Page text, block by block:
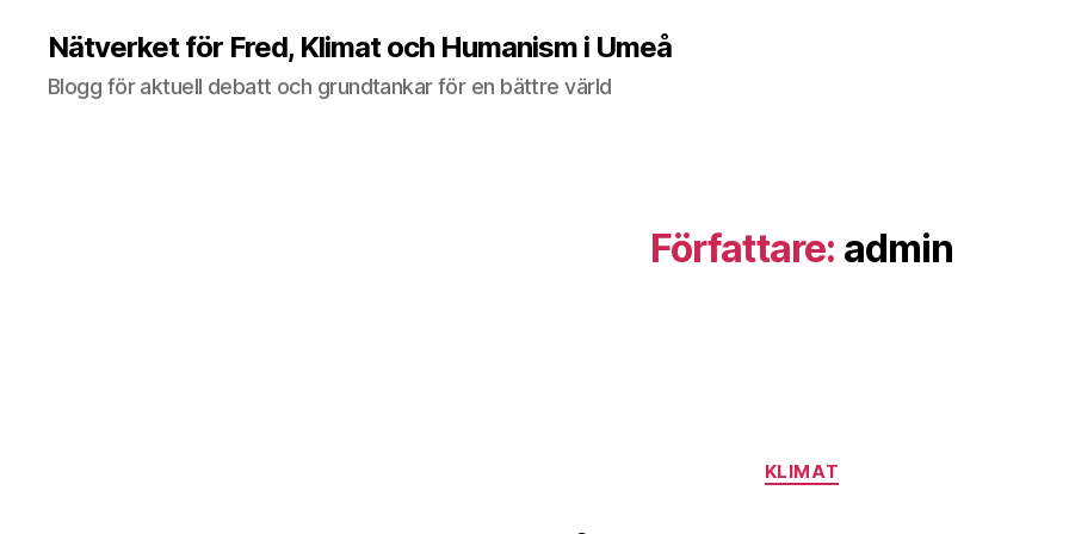
Nätverket för Fred, Klimat och Humanism i Umeå
Blogg för aktuell debatt och grundtankar för en bättre värld
Författare: admin
Kategorier
KLIMAT